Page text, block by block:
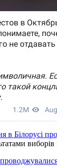
в Білорусі
виборів